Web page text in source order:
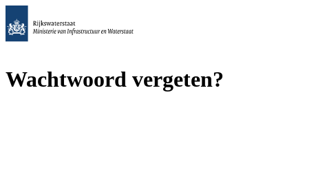
Wachtwoord vergeten?